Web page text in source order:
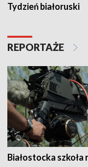
Tydzień białoruski
REPORTAŻE
Białostocka szkoła